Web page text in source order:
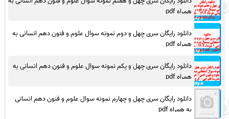
همراه pdf
دانلود رایگان سری چهل و دوم نمونه سوال علوم و فنون دهم انسانی به
همراه pdf
دانلود رایگان سری چهل و یکم نمونه سوال علوم و فنون دهم انسانی به
همراه pdf
دانلود رایگان سری چهل و چهارم نمونه سوال علوم و فنون دهم انسانی
به همراه pdf